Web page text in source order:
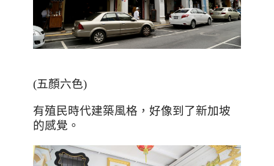
(五顏六色)
有殖民時代建築風格，好像到了新加坡
的感覺。